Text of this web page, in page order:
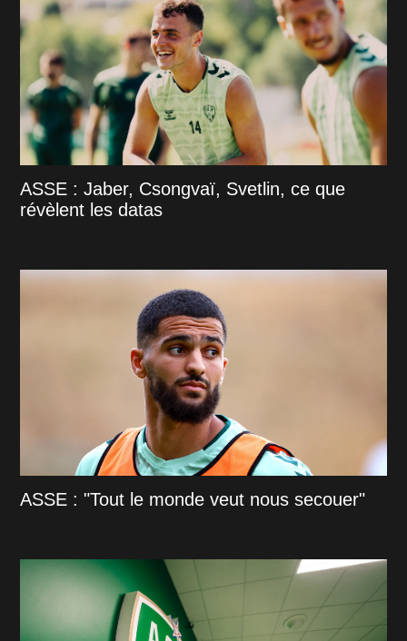
ASSE : Jaber, Csongvaï, Svetlin, ce que
révèlent les datas
ASSE : "Tout le monde veut nous secouer"